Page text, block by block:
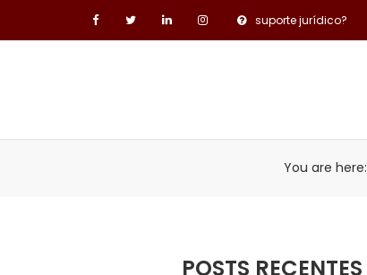
suporte jurídico?
You are here:
POSTS RECENTES